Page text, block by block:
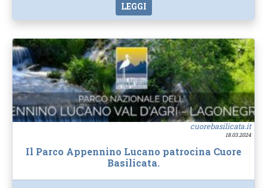
LEGGI
cuorebasilicata.it
18.03.2024
Il Parco Appennino Lucano patrocina Cuore
Basilicata.